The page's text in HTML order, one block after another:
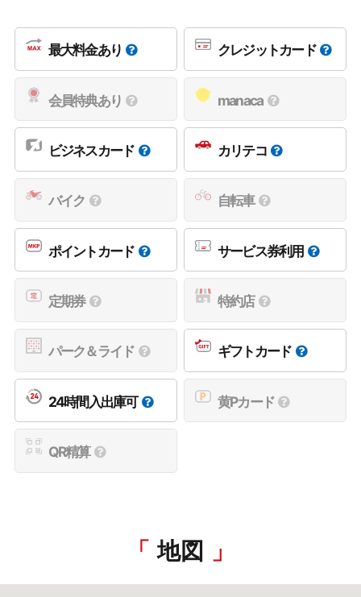
最大料金あり クレジットカード
会員特典あり manaca
ビジネスカード カリテコ
バイク 自転車
ポイントカード サービス券利用
定期券 特約店
パーク＆ライド ギフトカード
24時間入出庫可 黄Pカード
QR精算
地図